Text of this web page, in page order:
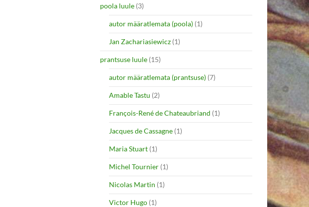
poola luule (3)
autor määratlemata (poola) (1)
Jan Zachariasiewicz (1)
prantsuse luule (15)
autor määratlemata (prantsuse) (7)
Amable Tastu (2)
François-René de Chateaubriand (1)
Jacques de Cassagne (1)
Maria Stuart (1)
Michel Tournier (1)
Nicolas Martin (1)
Victor Hugo (1)